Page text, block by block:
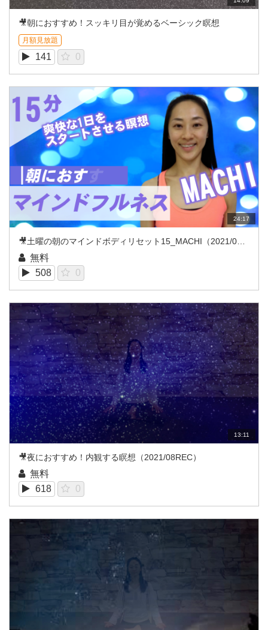
🎥朝におすすめ！スッキリ目が覚めるベーシック瞑想
月額見放題
141 0
24:17
無料
508
0
13:11
🎥夜におすすめ！内観する瞑想（2021/08REC）
無料
618
0